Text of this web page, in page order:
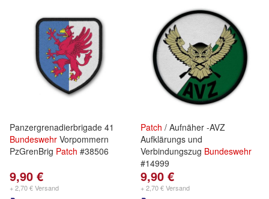
Panzergrenadierbrigade 41
Bundeswehr Vorpommern
PzGrenBrig Patch #38506
9,90 €
+ 2,70 € Versand
Patch / Aufnäher -AVZ
Aufklärungs und
Verbindungszug Bundeswehr
#14999
9,90 €
+ 2,70 € Versand